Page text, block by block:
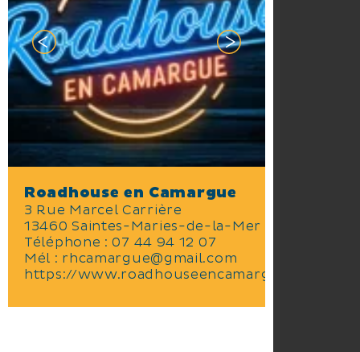
Roadhouse en Camargue
3 Rue Marcel Carrière
13460 Saintes-Maries-de-la-Mer
Téléphone :07 44 94 12 07
Mél : rhcamargue@gmail.com
https://www.roadhouseencamargue.com